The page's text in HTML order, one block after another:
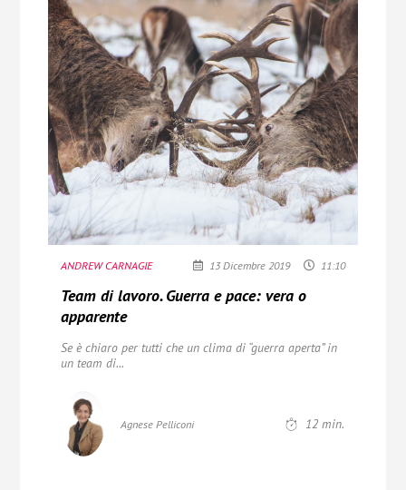
ANDREW CARNAGIE 13 Dicembre 2019 11:10
Team di lavoro. Guerra e pace: vera o
apparente
Se è chiaro per tutti che un clima di “guerra aperta” in
un team di...
Agnese Pelliconi 12 min.